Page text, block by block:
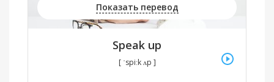
Показать перевод
Speak up
[ ˈspiːk ʌp ]